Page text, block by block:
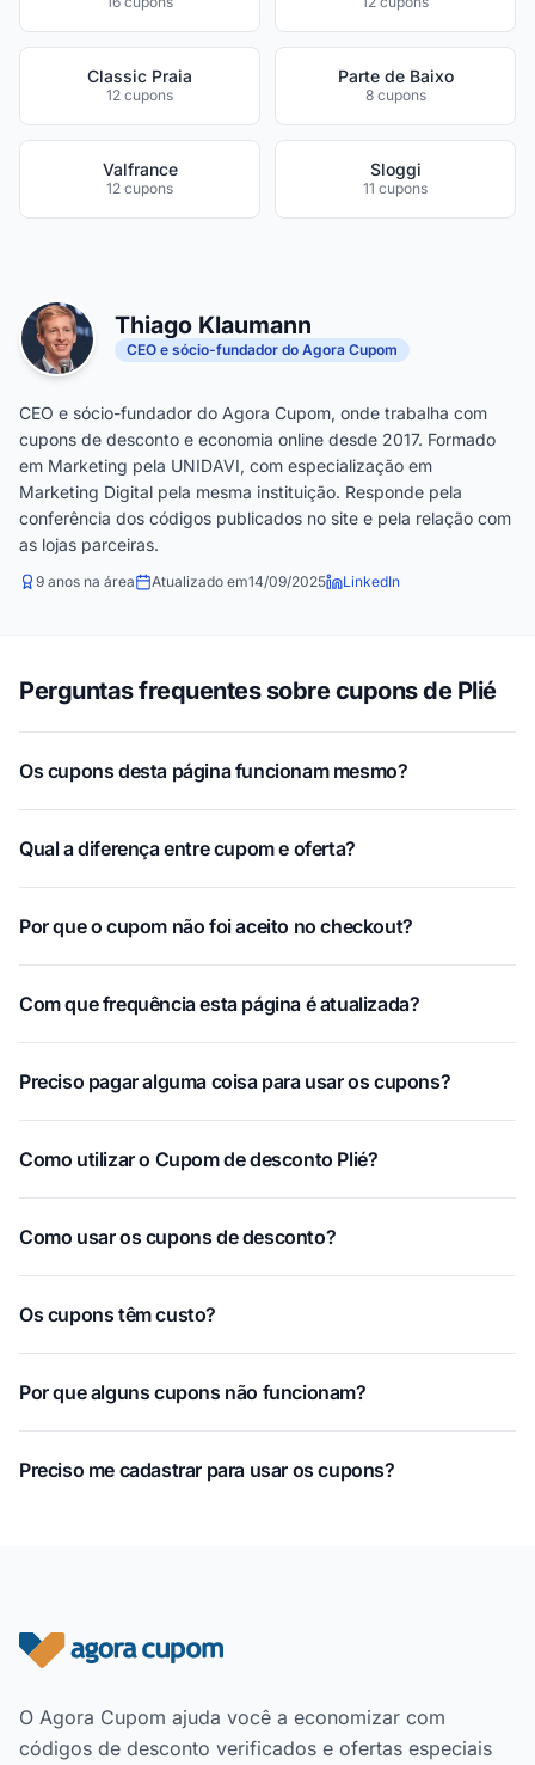
Classic Praia
12 cupons
Parte de Baixo
8 cupons
Valfrance
12 cupons
Sloggi
11 cupons
Thiago Klaumann
CEO e sócio-fundador do Agora Cupom
CEO e sócio-fundador do Agora Cupom, onde trabalha com
cupons de desconto e economia online desde 2017. Formado
em Marketing pela UNIDAVI, com especialização em
Marketing Digital pela mesma instituição. Responde pela
conferência dos códigos publicados no site e pela relação com
as lojas parceiras.
9 anos na área Atualizado em14/09/2025 LinkedIn
Perguntas frequentes sobre cupons de Plié
Os cupons desta página funcionam mesmo?
Qual a diferença entre cupom e oferta?
Por que o cupom não foi aceito no checkout?
Com que frequência esta página é atualizada?
Preciso pagar alguma coisa para usar os cupons?
Como utilizar o Cupom de desconto Plié?
Como usar os cupons de desconto?
Os cupons têm custo?
Por que alguns cupons não funcionam?
Preciso me cadastrar para usar os cupons?
Rodapé do site
O Agora Cupom ajuda você a economizar com
códigos de desconto verificados e ofertas especiais